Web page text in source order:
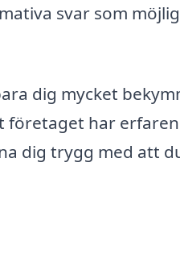
svar som
dig mycket
företaget har
dig trygg med att